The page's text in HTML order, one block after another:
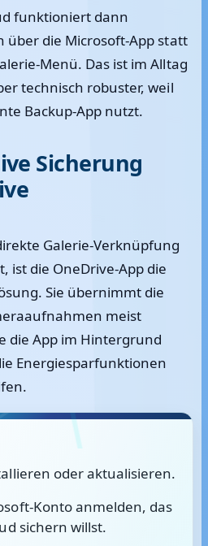
funktioniert dann
die Microsoft-App statt
Menü. Das ist im Alltag
technisch robuster, weil
Backup-App nutzt.
Sicherung
Galerie-Verknüpfung
ist die OneDrive-App die
Sie übernimmt die
meist
die App im Hintergrund
Energiesparfunktionen
oder aktualisieren.
Konto anmelden, das
sichern willst.